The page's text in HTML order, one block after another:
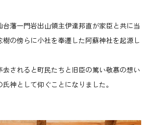
藩一門岩出山領主伊達邦直が家臣と共に当
の傍らに小社を奉遷した阿蘇神社を起源し
去されると町民たちと旧臣の篤い敬慕の想い
神として仰ぐことになりました。